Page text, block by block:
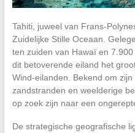
Tahiti, juweel van Frans-
Zuidelijke Stille Oceaan.
ten zuiden van Hawaï en
dit betoverende eiland het
Wind-eilanden. Bekend om
zandstranden en weelderige
op zoek zijn naar een
De strategische geografische